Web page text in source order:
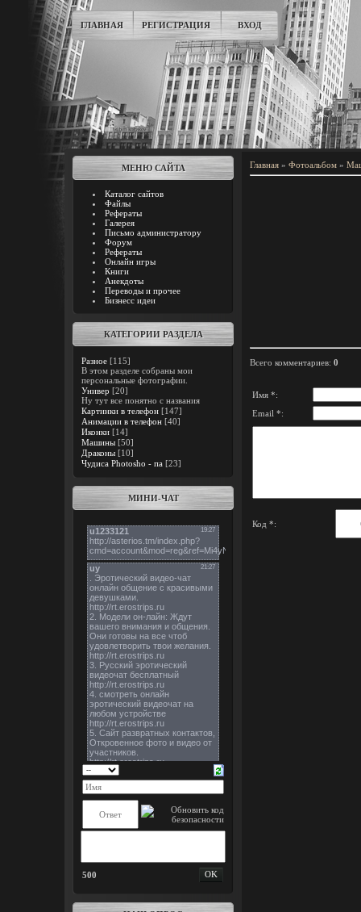
ГЛАВНАЯ РЕГИСТРАЦИЯ ВХОД
МЕНЮ САЙТА
Каталог сайтов
Файлы
Рефераты
Галерея
Письмо администратору
Форум
Рефераты
Онлайн игры
Книги
Анекдоты
Переводы и прочее
Бизнесс идеи
КАТЕГОРИИ РАЗДЕЛА
Разное [115]
В этом разделе собраны мои
персональные фотографии.
Универ [20]
Ну тут все понятно с названия
Картинки в телефон [147]
Анимации в телефон [40]
Иконки [14]
Машины [50]
Драконы [10]
Чудиса Photosho - па [23]
МИНИ-ЧАТ
500
Главная » Фотоальбом »
Всего комментариев: 0
Имя *:
Email *:
Код *: